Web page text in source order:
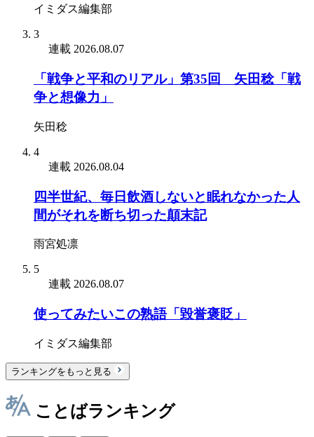
イミダス編集部
3
連載 2026.08.07
「戦争と平和のリアル」第35回 矢田稔「戦
争と想像力」
矢田稔
4
連載 2026.08.04
四半世紀、毎日飲酒しないと眠れなかった人
間がそれを断ち切った顛末記
雨宮処凛
5
連載 2026.08.07
使ってみたいこの熟語「毀誉褒貶」
イミダス編集部
ランキングをもっと見る
ことばランキング